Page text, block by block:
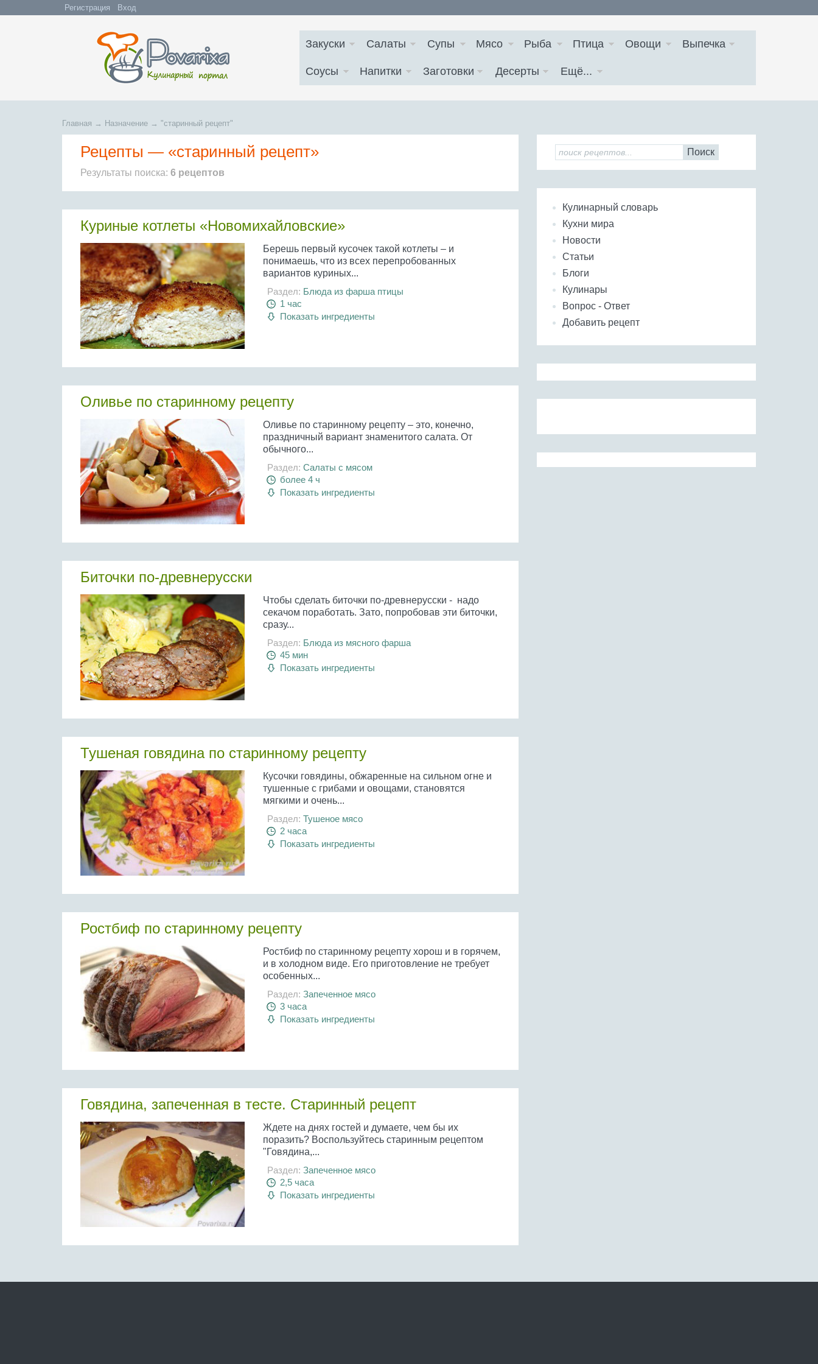
Регистрация Вход
Закуски Салаты Супы Мясо Рыба Птица Овощи Выпечка
Соусы Напитки Заготовки Десерты Ещё...
Главная → Назначение → "старинный рецепт"
Рецепты — «старинный рецепт»
Результаты поиска: 6 рецептов
Куриные котлеты «Новомихайловские»
Берешь первый кусочек такой котлеты – и
понимаешь, что из всех перепробованных
вариантов куриных...
Раздел: Блюда из фарша птицы
1 час
Показать ингредиенты
Оливье по старинному рецепту
Оливье по старинному рецепту – это, конечно,
праздничный вариант знаменитого салата. От
обычного...
Раздел: Салаты с мясом
более 4 ч
Показать ингредиенты
Биточки по-древнерусски
Чтобы сделать биточки по-древнерусски - надо
секачом поработать. Зато, попробовав эти биточки,
сразу...
Раздел: Блюда из мясного фарша
45 мин
Показать ингредиенты
Тушеная говядина по старинному рецепту
Кусочки говядины, обжаренные на сильном огне и
тушенные с грибами и овощами, становятся
мягкими и очень...
Раздел: Тушеное мясо
2 часа
Показать ингредиенты
Ростбиф по старинному рецепту
Ростбиф по старинному рецепту хорош и в горячем,
и в холодном виде. Его приготовление не требует
особенных...
Раздел: Запеченное мясо
3 часа
Показать ингредиенты
Говядина, запеченная в тесте. Старинный рецепт
Ждете на днях гостей и думаете, чем бы их
поразить? Воспользуйтесь старинным рецептом
"Говядина,...
Раздел: Запеченное мясо
2,5 часа
Показать ингредиенты
Поиск
Кулинарный словарь
Кухни мира
Новости
Статьи
Блоги
Кулинары
Вопрос - Ответ
Добавить рецепт